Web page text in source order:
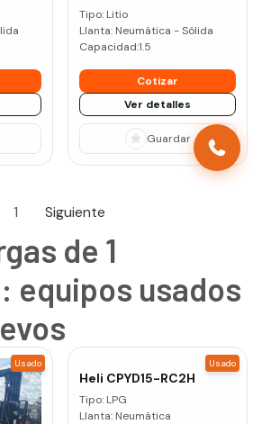
Tipo: Litio
Llanta: Neumática - Sólida
Capacidad:1.5
Cotizar
Ver detalles
Guardar
1 Siguiente
de 1
equipos usados
Usado
Heli CPYD15-RC2H
Tipo: LPG
Llanta: Neumática
Usado